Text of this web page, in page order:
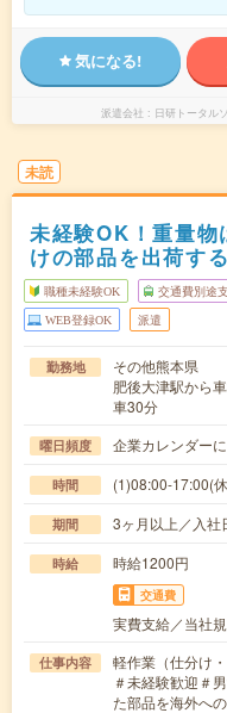
気になる!
派遣会社 日研トータル
未読
未経験OK！重量物
けの部品を出荷す
職種未経験OK 交通費別途
WEB登録OK 派遣
勤務地
その他熊本県
肥後大津駅から
車30分
曜日頻度 企業カレンダー
時間 (1)08:00-17:00(
期間 3ヶ月以上／入
時給 時給1200円
交通費
実費支給／当社
仕事内容
軽作業（仕分け
＃未経験歓迎＃
た部品を海外へ